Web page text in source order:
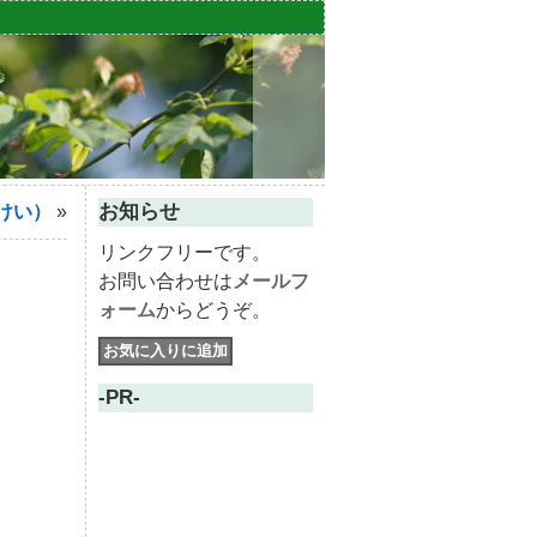
い） » お知らせ
リンクフリーです。
お問い合わせは メールフ
ォームからどうぞ。
-PR-